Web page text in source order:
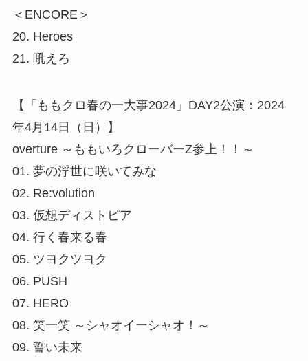
＜ENCORE＞
20. Heroes
21. 吼えろ
【「ももクロ春の一大事2024」DAY2公演：2024
年4月14日（日）】
overture ～ももいろクローバーZ参上！！～
01. 夢の浮世に咲いてみな
02. Re:volution
03. 仮想ディストピア
04. 行く春来る春
05. ツヨクツヨク
06. PUSH
07. HERO
08. 笑一笑 ～シャオイーシャオ！～
09. 誓い未来